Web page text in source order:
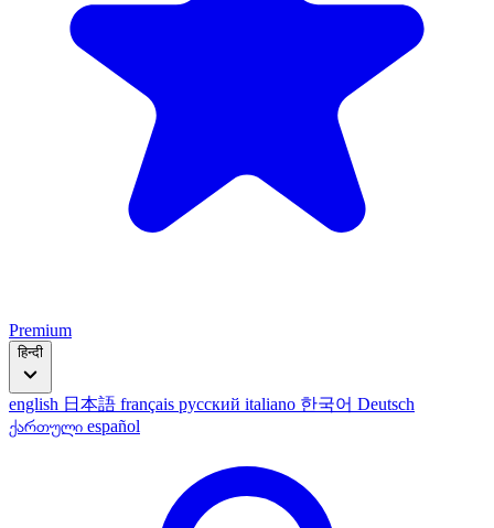
Premium
हिन्दी
english 日本語 français русский italiano 한국어 Deutsch
ქართული español